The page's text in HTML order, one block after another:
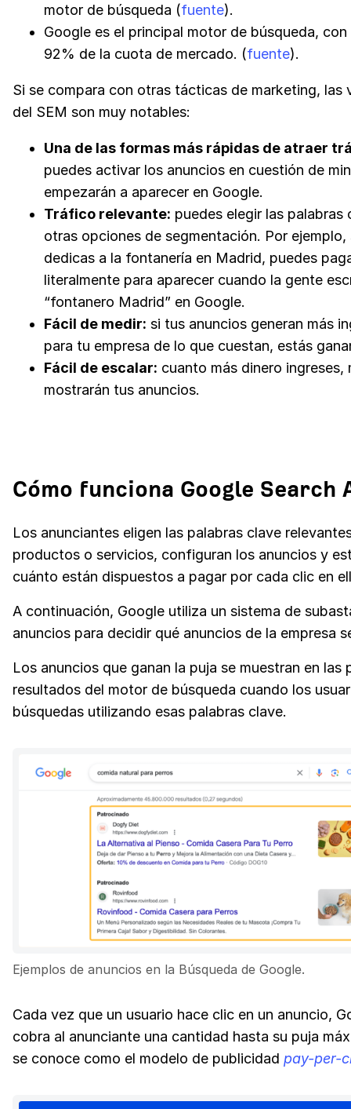
motor de búsqueda (fuente).
Google es el principal motor de búsqueda, con
92% de la cuota de mercado. (fuente).
Si se compara con otras tácticas de marketing, las
del SEM son muy notables:
Una de las formas más rápidas de atraer
puedes activar los anuncios en cuestión de
empezarán a aparecer en Google.
Tráfico relevante: puedes elegir las palabras
otras opciones de segmentación. Por ejemplo,
dedicas a la fontanería en Madrid, puedes
literalmente para aparecer cuando la gente
“fontanero Madrid” en Google.
Fácil de medir: si tus anuncios generan más
para tu empresa de lo que cuestan, estás
Fácil de escalar: cuanto más dinero ingreses,
mostrarán tus anuncios.
Cómo funciona Google Search
Los anunciantes eligen las palabras clave
productos o servicios, configuran los anuncios y
cuánto están dispuestos a pagar por cada clic en
A continuación, Google utiliza un sistema de
anuncios para decidir qué anuncios de la empresa
Los anuncios que ganan la puja se muestran en las
resultados del motor de búsqueda cuando los
búsquedas utilizando esas palabras clave.
Ejemplos de anuncios en la Búsqueda de Google.
Cada vez que un usuario hace clic en un anuncio,
cobra al anunciante una cantidad hasta su puja
se conoce como el modelo de publicidad pay-per-